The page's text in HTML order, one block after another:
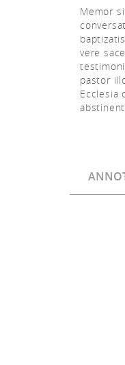
Memor
vere
pastor
Ecclesia